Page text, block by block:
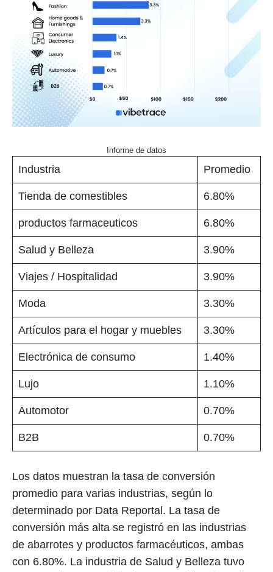
Informe de datos
Industria Promedio
Tienda de comestibles 6.80%
productos farmaceuticos 6.80%
Salud y Belleza 3.90%
Viajes / Hospitalidad 3.90%
Moda 3.30%
Artículos para el hogar y muebles 3.30%
Electrónica de consumo 1.40%
Lujo 1.10%
Automotor 0.70%
B2B 0.70%
Los datos muestran la tasa de conversión
promedio para varias industrias, según lo
determinado por Data Reportal. La tasa de
conversión más alta se registró en las industrias
de abarrotes y productos farmacéuticos, ambas
con 6.80%. La industria de Salud y Belleza tuvo